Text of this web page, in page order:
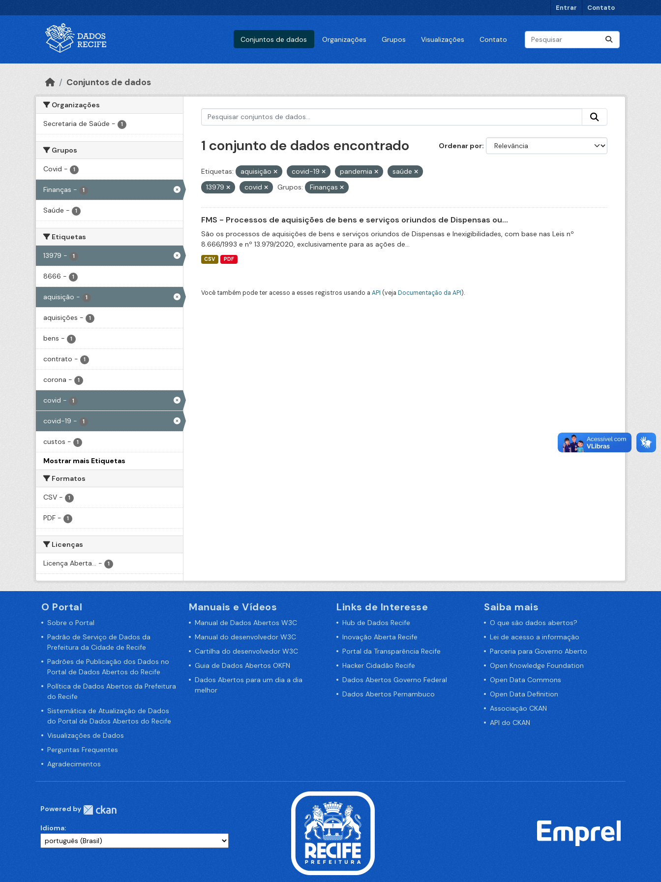
Entrar Contato
Conjuntos de dados Organizações Grupos Visualizações Contato
Conjuntos de dados
Organizações
Secretaria de Saúde - 1
Grupos
Covid - 1
Finanças - 1
Saúde - 1
Etiquetas
13979 - 1
8666 - 1
aquisição - 1
aquisições - 1
bens - 1
contrato - 1
corona - 1
covid - 1
covid-19 - 1
custos - 1
Mostrar mais Etiquetas
Formatos
CSV - 1
PDF - 1
Licenças
Licença Aberta... - 1
Ordenar por
1 conjunto de dados encontrado
Etiquetas: aquisição covid-19 pandemia
saúde
13979
covid Grupos: Finanças
FMS - Processos de aquisições de bens e serviços oriundos de Dispensas ou...
São os processos de aquisições de bens e serviços oriundos de Dispensas e Inexigibilidades, com base nas Leis nº
8.666/1993 e nº 13.979/2020, exclusivamente para as ações de...
CSV PDF
Você também pode ter acesso a esses registros usando a API (veja Documentação da API).
O Portal
Sobre o Portal
Padrão de Serviço de Dados da
Prefeitura da Cidade de Recife
Padrões de Publicação dos Dados no
Portal de Dados Abertos do Recife
Política de Dados Abertos da Prefeitura
do Recife
Sistemática de Atualização de Dados
do Portal de Dados Abertos do Recife
Visualizações de Dados
Perguntas Frequentes
Agradecimentos
Manuais e Vídeos
Manual de Dados Abertos W3C
Manual do desenvolvedor W3C
Cartilha do desenvolvedor W3C
Guia de Dados Abertos OKFN
Dados Abertos para um dia a dia
melhor
Links de Interesse
Hub de Dados Recife
Inovação Aberta Recife
Portal da Transparência Recife
Hacker Cidadão Recife
Dados Abertos Governo Federal
Dados Abertos Pernambuco
Saiba mais
O que são dados abertos?
Lei de acesso a informação
Parceria para Governo Aberto
Open Knowledge Foundation
Open Data Commons
Open Data Definition
Associação CKAN
API do CKAN
Powered by
Idioma